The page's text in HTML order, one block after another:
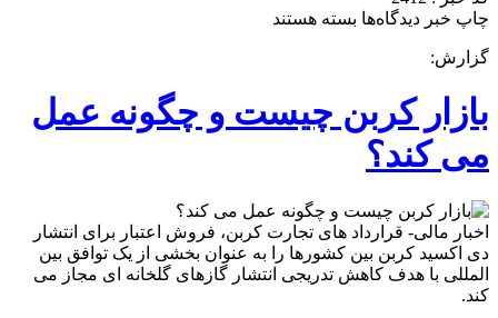
چاپ خبر دیدگاه‌ها برای
چگونه
بسته هستند
گزارش:
بازار کربن چیست و چگونه عمل
می کند؟
اخبار مالی- قرارداد های تجارت کربن، فروش اعتبار برای انتشار
دی اکسید کربن بین کشورها را به عنوان بخشی از یک توافق بین
المللی با هدف کاهش تدریجی انتشار گازهای گلخانه ای مجاز می
کند.